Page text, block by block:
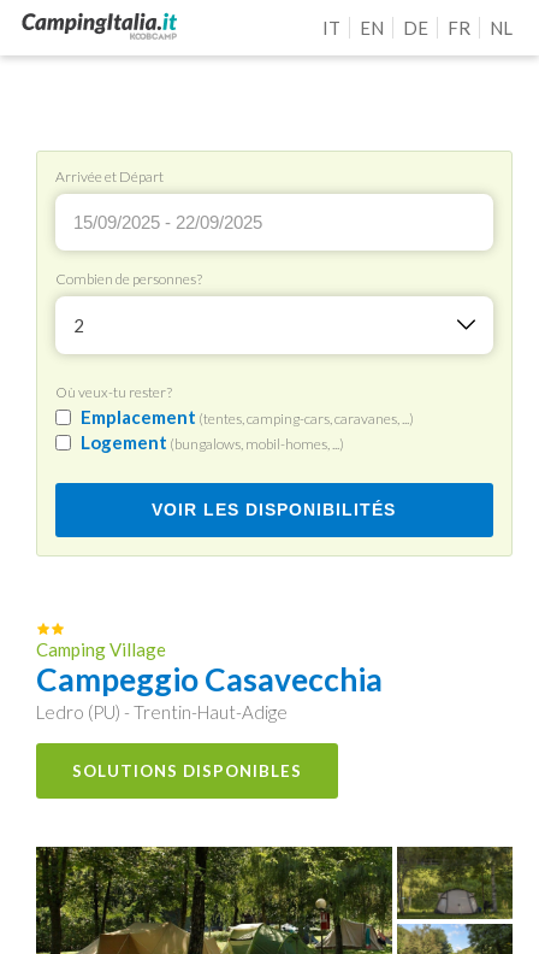
IT EN DE FR NL
Arrivée et Départ
Combien de personnes?
2
Où veux-tu rester?
Emplacement (tentes, camping-cars, caravanes, ...)
Logement (bungalows, mobil-homes, ...)
VOIR LES DISPONIBILITÉS
Camping Village
Campeggio Casavecchia
Ledro (PU) - Trentin-Haut-Adige
SOLUTIONS DISPONIBLES